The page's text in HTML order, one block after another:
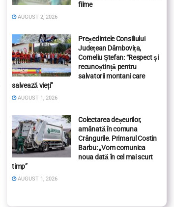
filme
AUGUST 2, 2026
Președintele Consiliului
Județean Dâmbovița,
Corneliu Ștefan: “Respect și
recunoștință pentru
salvatorii montani care
salvează vieți”
AUGUST 1, 2026
Colectarea deșeurilor,
amânată în comuna
Crângurile. Primarul Costin
Barbu: „Vom comunica
noua dată în cel mai scurt
timp”
AUGUST 1, 2026